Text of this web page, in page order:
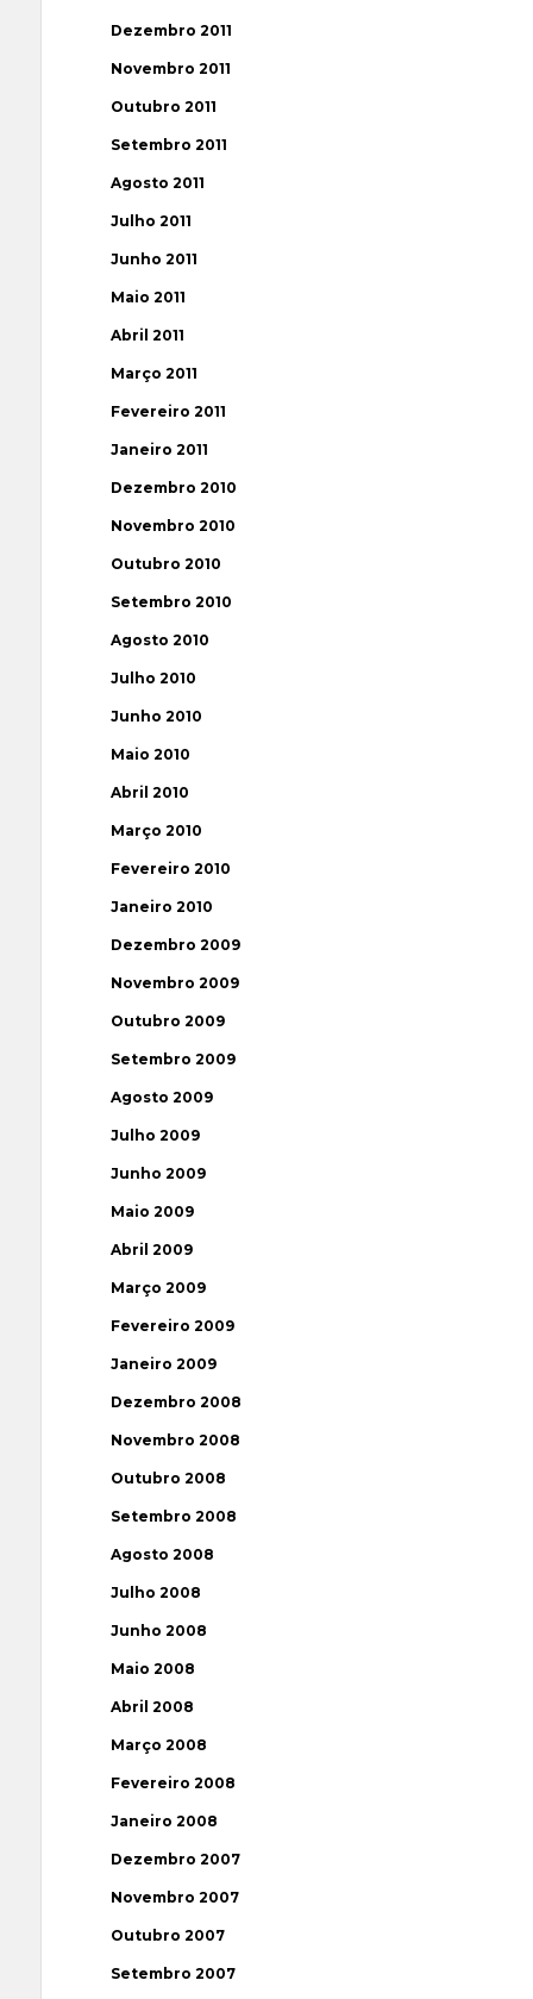
Dezembro 2011
Novembro 2011
Outubro 2011
Setembro 2011
Agosto 2011
Julho 2011
Junho 2011
Maio 2011
Abril 2011
Março 2011
Fevereiro 2011
Janeiro 2011
Dezembro 2010
Novembro 2010
Outubro 2010
Setembro 2010
Agosto 2010
Julho 2010
Junho 2010
Maio 2010
Abril 2010
Março 2010
Fevereiro 2010
Janeiro 2010
Dezembro 2009
Novembro 2009
Outubro 2009
Setembro 2009
Agosto 2009
Julho 2009
Junho 2009
Maio 2009
Abril 2009
Março 2009
Fevereiro 2009
Janeiro 2009
Dezembro 2008
Novembro 2008
Outubro 2008
Setembro 2008
Agosto 2008
Julho 2008
Junho 2008
Maio 2008
Abril 2008
Março 2008
Fevereiro 2008
Janeiro 2008
Dezembro 2007
Novembro 2007
Outubro 2007
Setembro 2007